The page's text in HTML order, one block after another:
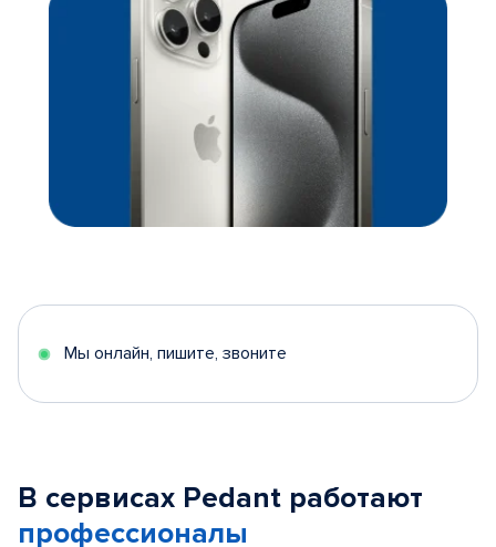
Мы онлайн, пишите, звоните
В сервисах Pedant работают
профессионалы